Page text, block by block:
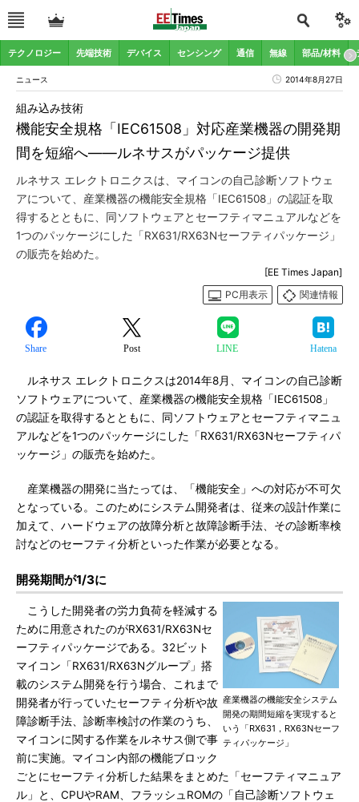
テクノロジー 先端技術 デバイス センシング 通信 無線 部品/材料
ニュース 2014年8月27日
機能安全規格「IEC61508」対応産業機器の開発期
間を短縮へ――ルネサスがパッケージ提供
組み込み技術
ルネサス エレクトロニクスは、マイコンの自己診断ソフトウェ
アについて、産業機器の機能安全規格「IEC61508」の認証を取
得するとともに、同ソフトウェアとセーフティマニュアルなどを
1つのパッケージにした「RX631/RX63Nセーフティパッケージ」
の販売を始めた。
[EE Times Japan]
PC用表示
関連情報
Share Post LINE Hatena
ルネサス エレクトロニクスは2014年8月、マイコンの自己診断
ソフトウェアについて、産業機器の機能安全規格「IEC61508」
の認証を取得するとともに、同ソフトウェアとセーフティマニュ
アルなどを1つのパッケージにした「RX631/RX63Nセーフティパ
ッケージ」の販売を始めた。
産業機器の開発に当たっては、「機能安全」への対応が不可欠
となっている。このためにシステム開発者は、従来の設計作業に
加えて、ハードウェアの故障分析と故障診断手法、その診断率検
討などのセーフティ分析といった作業が必要となる。
開発期間が1/3に
産業機器の機能安全システム
開発の期間短縮を実現すると
いう「RX631，RX63Nセーフ
ティパッケージ」
こうした開発者の労力負荷を軽減する
ために用意されたのがRX631/RX63Nセ
ーフティパッケージである。32ビット
マイコン「RX631/RX63Nグループ」搭
載のシステム開発を行う場合、これまで
開発者が行っていたセーフティ分析や故
障診断手法、診断率検討の作業のうち、
マイコンに関する作業をルネサス側で事
前に実施。マイコン内部の機能ブロック
ごとにセーフティ分析した結果をまとめた「セーフティマニュア
ル」と、CPUやRAM、フラッシュROMの「自己診断ソフトウェ